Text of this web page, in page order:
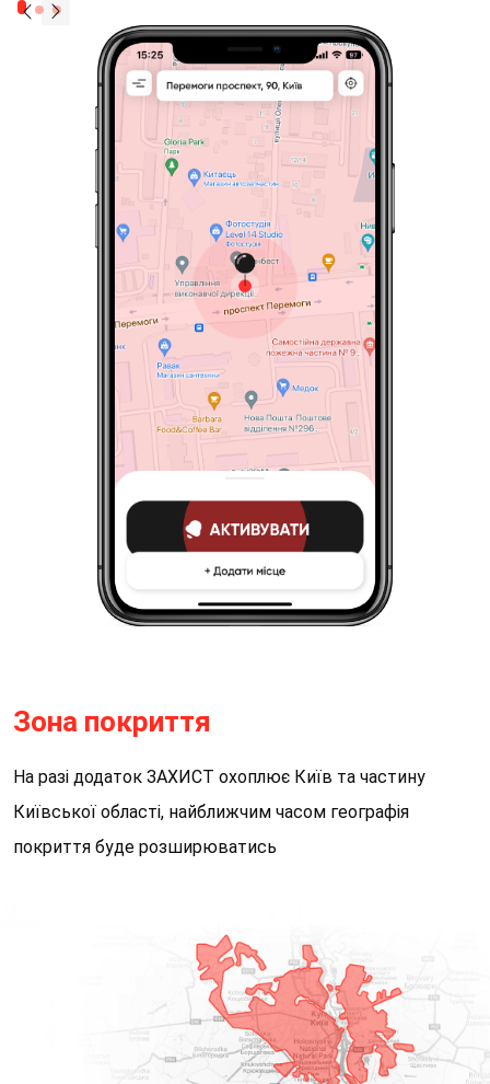
Зона покриття
На разі додаток ЗАХИСТ охоплює Київ та частину
Київської області, найближчим часом географія
покриття буде розширюватись